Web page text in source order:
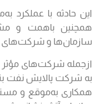
این حادثه با
همچنین باهمت و
سازمان‌ها و شرکت‌های
ازجمله شرکت‌های مؤثر
به شرکت پالایش نفت
همکاری به‌موقع و